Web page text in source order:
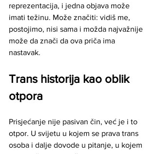
reprezentacija, i jedna objava može
imati težinu. Može značiti: vidiš me,
postojimo, nisi sama i možda najvažnije
može da znači da ova priča ima
nastavak.
Trans historija kao oblik
otpora
Prisjećanje nije pasivan čin, već je i to
otpor. U svijetu u kojem se prava trans
osoba i dalje dovode u pitanje, u kojem